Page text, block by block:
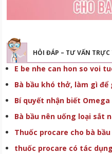
HỎI ĐÁP – TƯ VẤN TRỰC
E be nhe can hon so voi
Bà bầu khó thở, làm gì để
Bí quyết nhận biết
Bà bầu nên uống loại sắt
Thuốc procare cho bà
thuốc procare có tác